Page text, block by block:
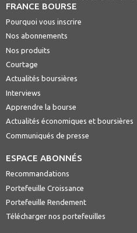
FRANCE BOURSE
Pourquoi vous inscrire
Nos abonnements
Nos produits
Courtage
Actualités boursières
Interviews
Apprendre la bourse
Actualités économiques et boursières
Communiqués de presse
ESPACE ABONNÉS
Recommandations
Portefeuille Croissance
Portefeuille Rendement
Télécharger nos portefeuilles